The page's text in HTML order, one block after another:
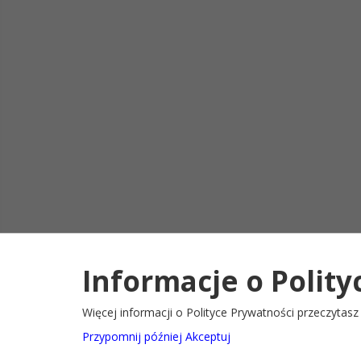
2022@ Oficjalny serwis internetowy Gminy Ryglice Deklaracja
Informacje o
Więcej informacji o Polityce Prywatności przeczytasz
Przypomnij później Akceptuj